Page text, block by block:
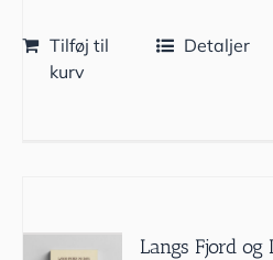
Tilføj til
kurv
Detaljer
Langs Fjord og